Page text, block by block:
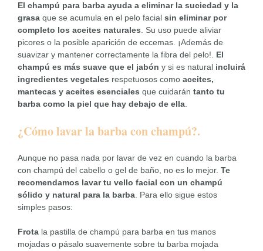
El champú para barba ayuda a eliminar la suciedad y la
grasa que se acumula en el pelo facial sin eliminar por
completo los aceites naturales . Su uso puede aliviar
picores o la posible aparición de eccemas. ¡Además de
suavizar y mantener correctamente la fibra del pelo!. El
champú es más suave que el jabón y si es natural incluirá
ingredientes vegetales respetuosos como aceites,
mantecas y aceites esenciales que cuidarán tanto tu
barba como la piel que hay debajo de ella
¿Cómo lavar la barba con champú?.
Aunque no pasa nada por lavar de vez en cuando la barba
con champú del cabello o gel de baño, no es lo mejor. Te
recomendamos lavar tu vello facial con un champú
sólido y natural para la barba . Para ello sigue estos
simples pasos:
Frota la pastilla de champú para barba en tus manos
mojadas o pásalo suavemente sobre tu barba mojada